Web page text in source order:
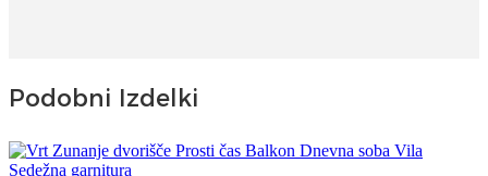
Podobni Izdelki